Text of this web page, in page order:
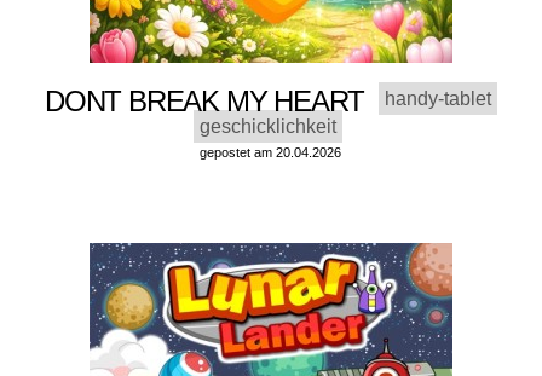
DONT BREAK MY HEART
handy-tablet
geschicklichkeit
gepostet am 20.04.2026